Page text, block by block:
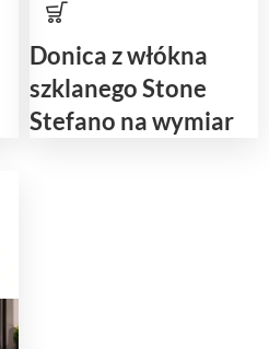
Donica z włókna
szklanego Stone
Stefano na wymiar